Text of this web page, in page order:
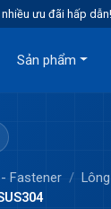
ưu đãi hấp dẫn!
Sản phẩm
Fastener